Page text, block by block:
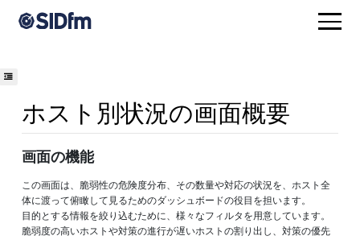
ホスト別状況の画面概要
画面の機能
この画面は、脆弱性の危険度分布、その数量や対応の状況を、ホスト全
体に渡って俯瞰して見るためのダッシュボードの役目を担います。
目的とする情報を絞り込むために、様々なフィルタを用意しています。
脆弱度の高いホストや対策の進行が遅いホストの割り出し、対策の優先